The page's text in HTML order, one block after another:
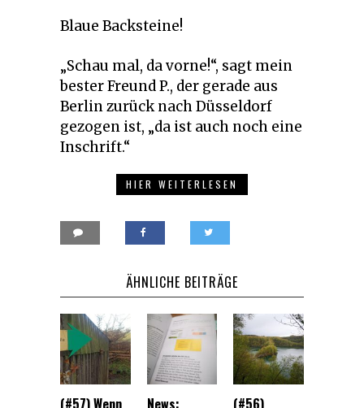
Blaue Backsteine!
„Schau mal, da vorne!“, sagt mein
bester Freund P., der gerade aus
Berlin zurück nach Düsseldorf
gezogen ist, „da ist auch noch eine
Inschrift.“
HIER WEITERLESEN
ÄHNLICHE BEITRÄGE
(#57) Wenn
News:
(#56)